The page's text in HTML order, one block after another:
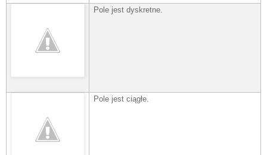
Pole jest dyskretne.
Pole jest ciągłe.